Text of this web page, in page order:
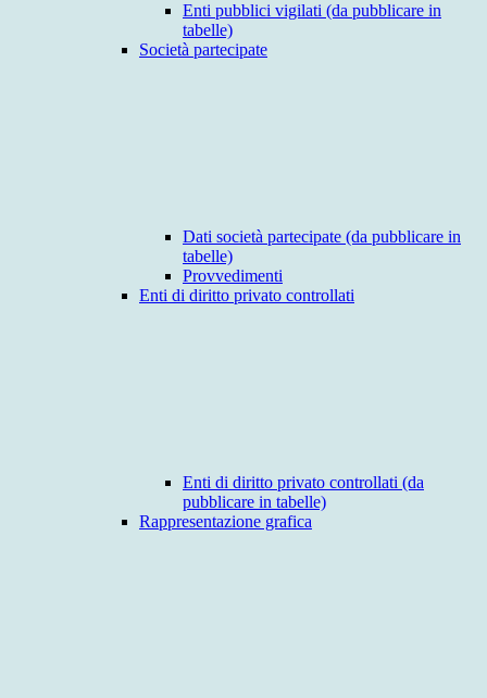
Enti pubblici vigilati (da pubblicare in
tabelle)
Società partecipate
Dati società partecipate (da pubblicare in
tabelle)
Provvedimenti
Enti di diritto privato controllati
Enti di diritto privato controllati (da
pubblicare in tabelle)
Rappresentazione grafica